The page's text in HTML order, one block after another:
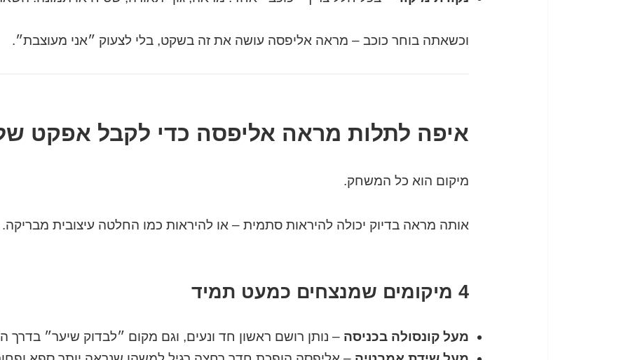
וכשאתה בוחר כוכב – מראה אליפסה עושה את זה בשקט, בלי לצעוק ״אני מעוצבת״.
איפה לתלות מראה אליפסה כדי לקבל אפקט של
מיקום הוא כל המשחק.
אותה מראה בדיוק יכולה להיראות סתמית – או להיראות כמו החלטה עיצובית מבריקה.
4 מיקומים שמנצחים כמעט תמיד
מעל קונסולה בכניסה – נותן רושם ראשון חד ונעים, וגם מקום ״לבדוק שיער״ בדרך